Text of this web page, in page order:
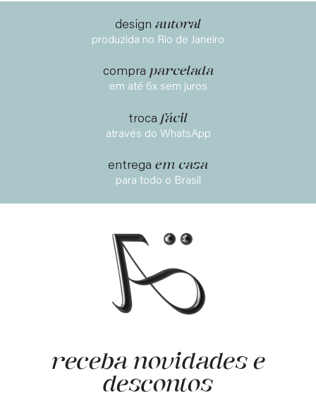
design autoral
produzida no Rio de Janeiro
compra parcelada
em até 6x sem juros
troca fácil
através do WhatsApp
entrega em casa
para todo o Brasil
receba novidades e
descontos